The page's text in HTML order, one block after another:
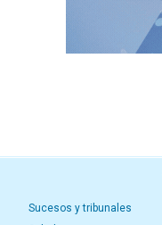
Sucesos y tribunales